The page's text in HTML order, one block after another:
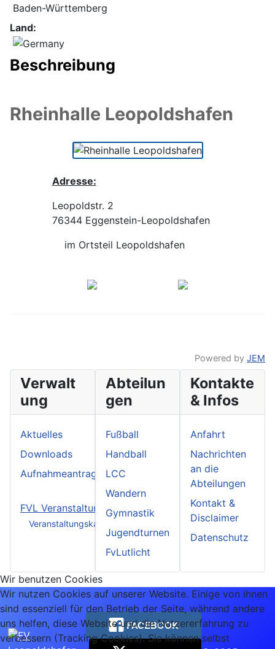
Baden-Württemberg
Land:
Beschreibung
Rheinhalle Leopoldshafen
Adresse:
Leopoldstr. 2
76344 Eggenstein-Leopoldshafen
im Ortsteil Leopoldshafen
Powered by JEM
Verwalt
ung
Aktuelles
Downloads
Aufnahmeantrag FVL
FVL Veranstaltungen
Veranstaltungskalender
Abteilun
gen
Fußball
Handball
LCC
Wandern
Gymnastik
Jugendturnen
FvLutlicht
Kontakte
& Infos
Anfahrt
Nachrichten
an die
Abteilungen
Kontakt &
Disclaimer
Datenschutz
FACEBOOK
Wir benutzen Cookies
Wir nutzen Cookies auf unserer Website. Einige von ihnen
sind essenziell für den Betrieb der Seite, während andere
uns helfen, diese Website und die Nutzererfahrung zu
verbessern (Tracking Cookies). Sie können selbst